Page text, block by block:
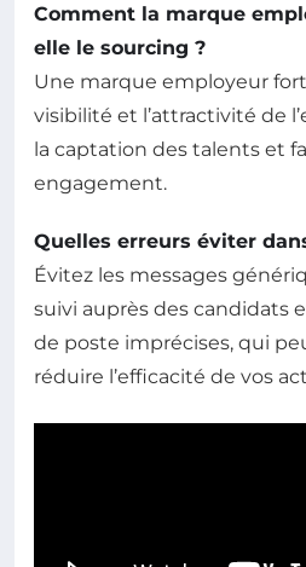
Comment la marque
elle le sourcing ?
Une marque employeur
visibilité et l’attractivité de
la captation des talents et
engagement.
Quelles erreurs éviter
Évitez les messages
suivi auprès des candidats
de poste imprécises, qui
réduire l’efficacité de vos